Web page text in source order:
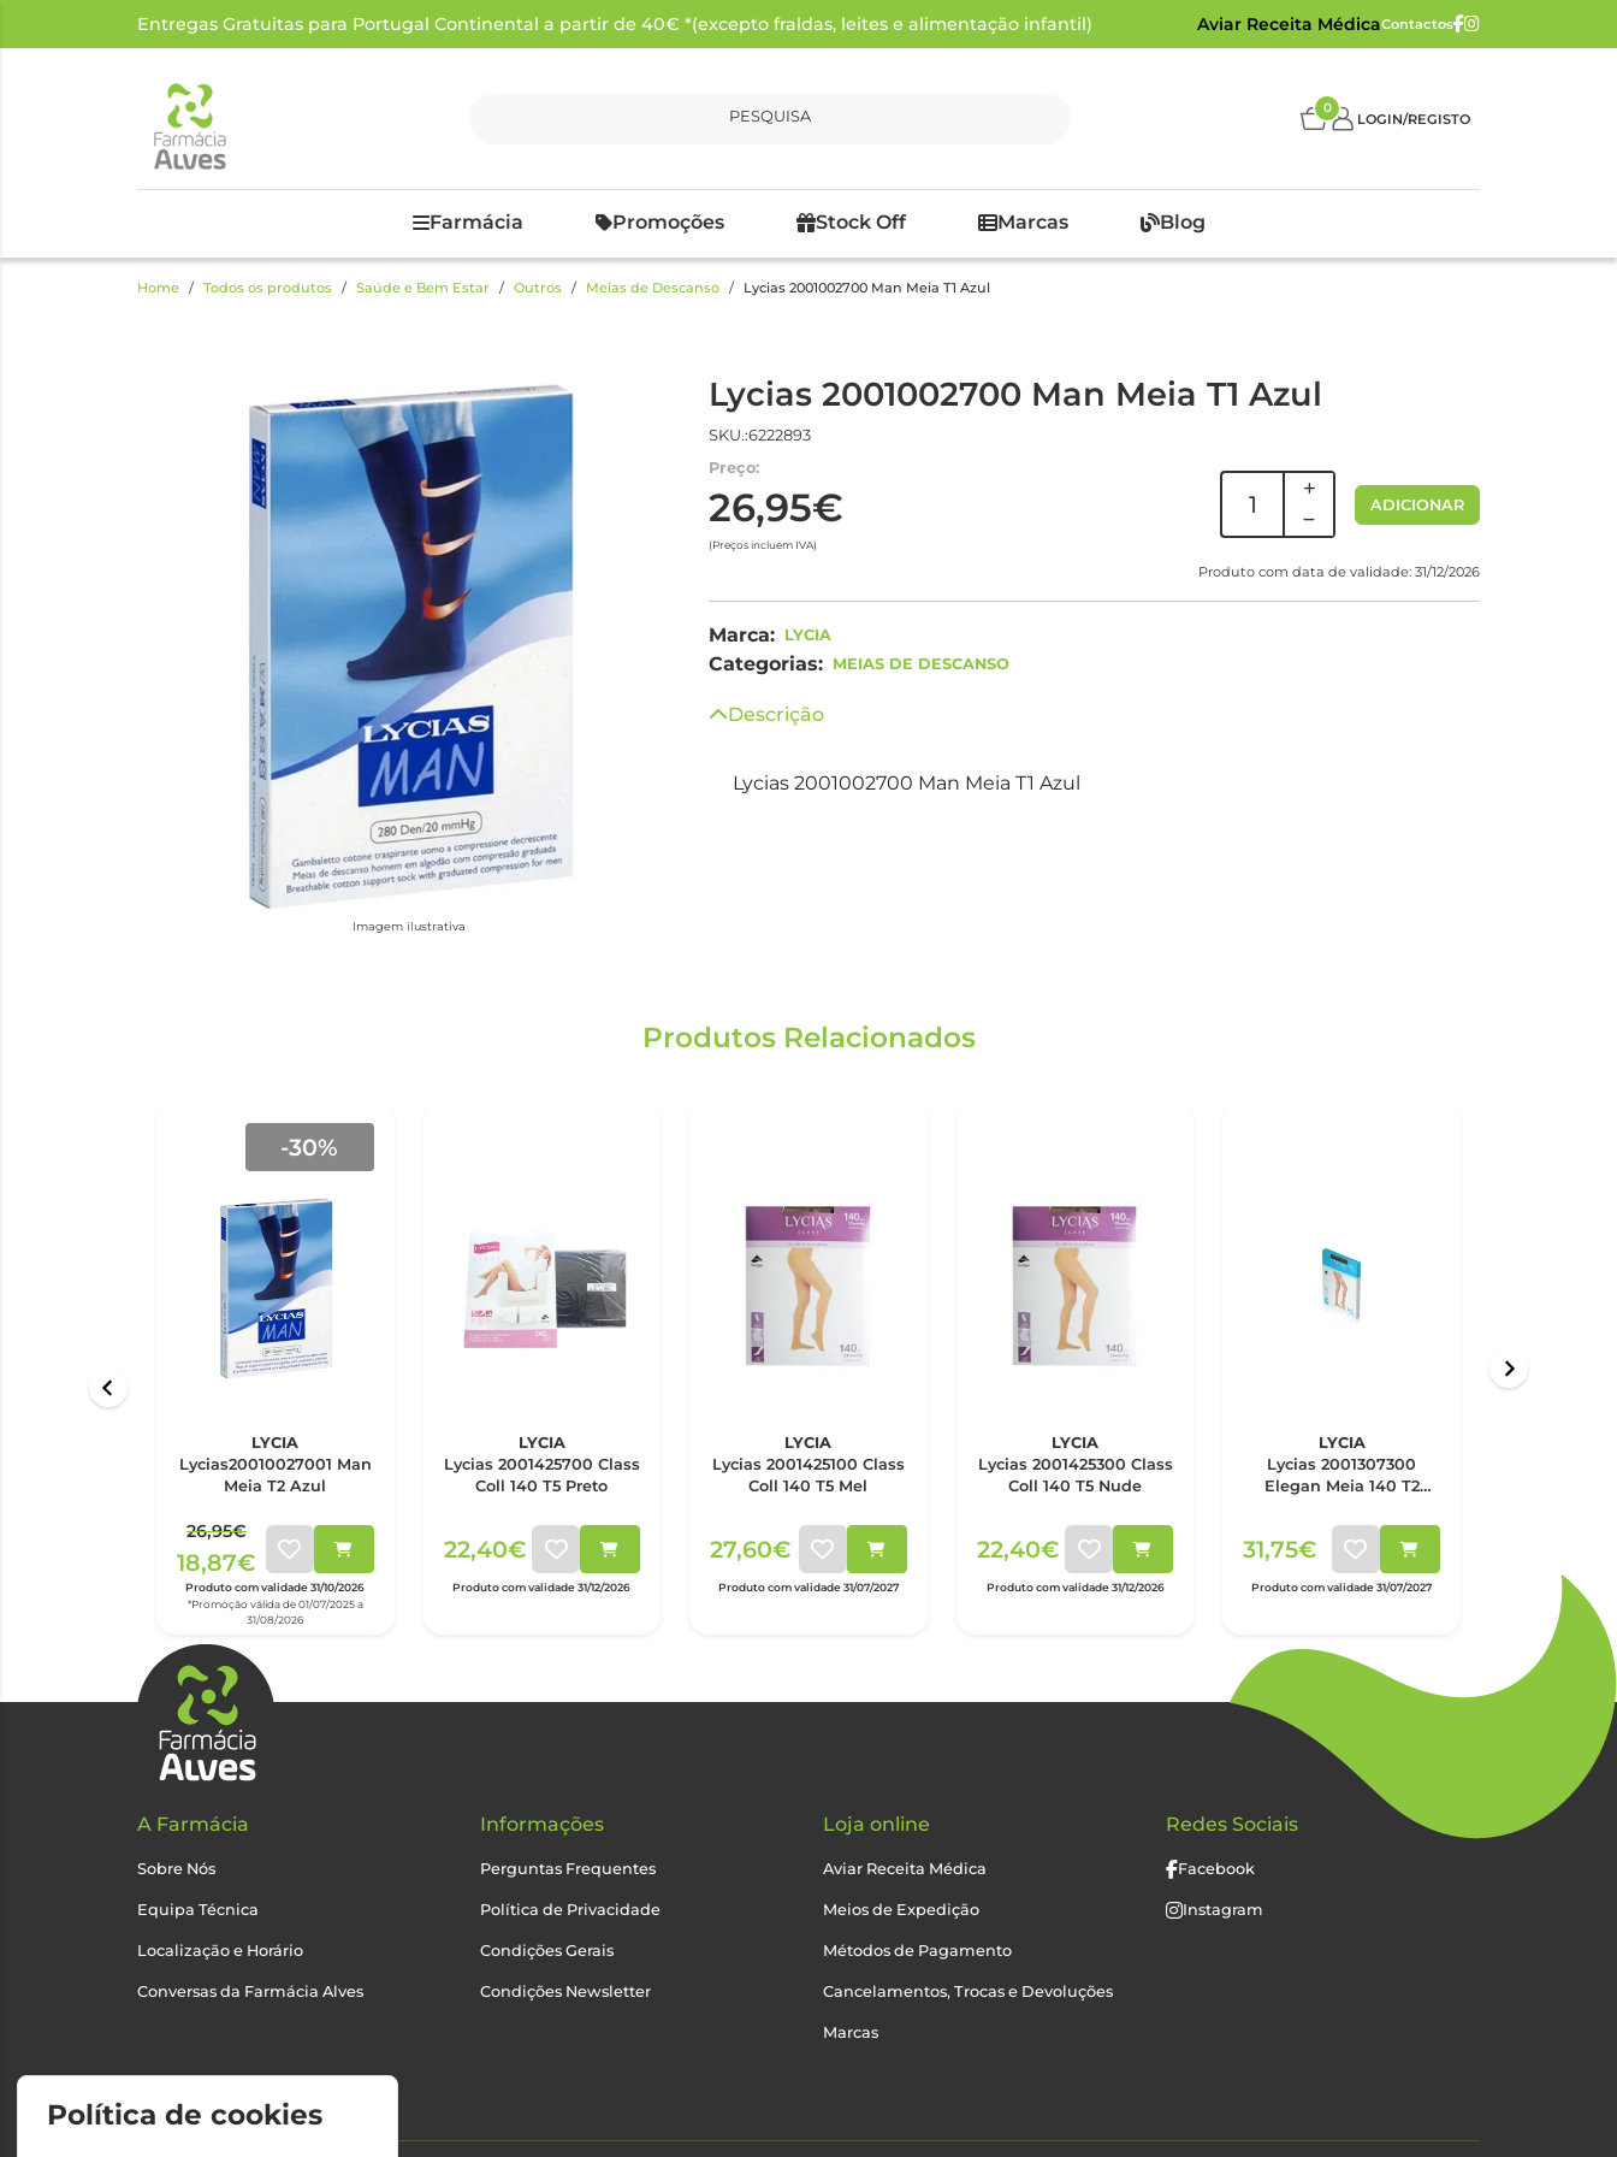
Entregas Gratuitas para Portugal Continental a partir de 40€ *(excepto fraldas, leites e alimentação infantil) Aviar Receita MédicaContactos
PESQUISA 0
LOGIN/REGISTO
Farmácia Promoções Stock Off Marcas Blog
Home Todos os produtos Saúde e Bem Estar Outros Meias de Descanso Lycias 2001002700 Man Meia T1 Azul
Imagem ilustrativa
Lycias 2001002700 Man Meia T1 Azul
SKU.:6222893
Preço:
26,95€
(Preços incluem IVA)
ADICIONAR
Produto com data de validade: 31/12/2026
Marca: LYCIA
Categorias: MEIAS DE DESCANSO
Descrição
Lycias 2001002700 Man Meia T1 Azul
Produtos Relacionados
-30%
*Promoção válida de 01/07/2025 a
31/08/2026
LYCIA
Lycias20010027001 Man
Meia T2 Azul
26,95€
18,87€
Produto com validade 31/10/2026
LYCIA
Lycias 2001425700 Class
Coll 140 T5 Preto
22,40€
Produto com validade 31/12/2026
LYCIA
Lycias 2001425100 Class
Coll 140 T5 Mel
27,60€
Produto com validade 31/07/2027
LYCIA
Lycias 2001425300 Class
Coll 140 T5 Nude
22,40€
Produto com validade 31/12/2026
LYCIA
Lycias 2001307300
Elegan Meia 140 T2
31,75€
Produto com validade 31/07/2027 Produto com
A Farmácia
Sobre Nós
Equipa Técnica
Localização e Horário
Conversas da Farmácia Alves
Informações
Perguntas Frequentes
Política de Privacidade
Condições Gerais
Condições Newsletter
Loja online
Aviar Receita Médica
Meios de Expedição
Métodos de Pagamento
Cancelamentos, Trocas e Devoluções
Marcas
Redes Sociais
Facebook
Instagram
Política de cookies